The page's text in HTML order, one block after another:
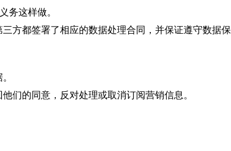
务这样做。
三方都签署了相应的数据处理合同，并保证遵守数据保
们的同意，反对处理或取消订阅营销信息。